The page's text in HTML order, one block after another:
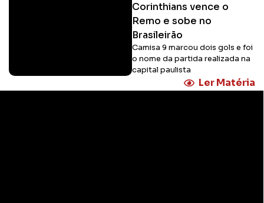
Corinthians vence o
Remo e sobe no
Brasileirão
Camisa 9 marcou dois gols e foi
o nome da partida realizada na
capital paulista
Ler Matéria